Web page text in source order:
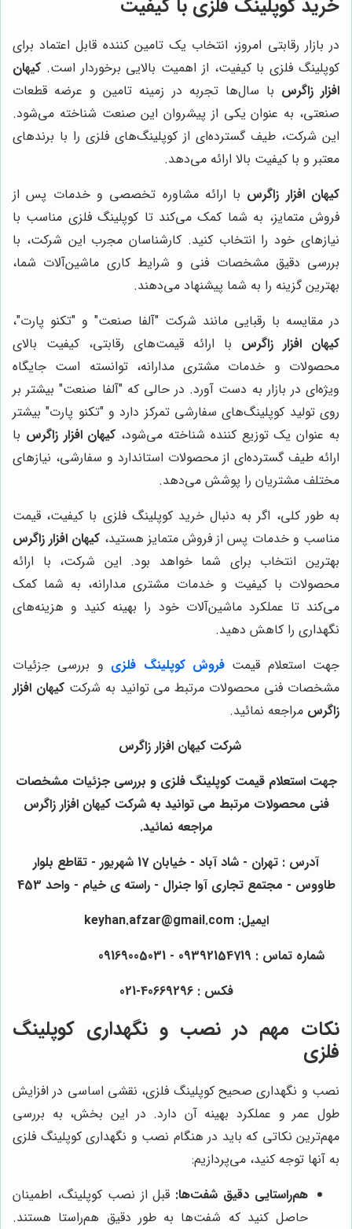
خرید کوپلینگ فلزی با کیفیت
در بازار رقابتی امروز، انتخاب یک تامین کننده قابل اعتماد برای
کوپلینگ فلزی با کیفیت، از اهمیت بالایی برخوردار است. کیهان
افزار زاگرس با سال‌ها تجربه در زمینه تامین و عرضه قطعات
صنعتی، به عنوان یکی از پیشروان این صنعت شناخته می‌شود.
این شرکت، طیف گسترده‌ای از کوپلینگ‌های فلزی را با برندهای
معتبر و با کیفیت بالا ارائه می‌دهد.
کیهان افزار زاگرس با ارائه مشاوره تخصصی و خدمات پس از
فروش متمایز، به شما کمک می‌کند تا کوپلینگ فلزی مناسب با
نیازهای خود را انتخاب کنید. کارشناسان مجرب این شرکت، با
بررسی دقیق مشخصات فنی و شرایط کاری ماشین‌آلات شما،
بهترین گزینه را به شما پیشنهاد می‌دهند.
در مقایسه با رقبایی مانند شرکت "آلفا صنعت" و "تکنو پارت"،
کیهان افزار زاگرس با ارائه قیمت‌های رقابتی، کیفیت بالای
محصولات و خدمات مشتری مدارانه، توانسته است جایگاه
ویژه‌ای در بازار به دست آورد. در حالی که "آلفا صنعت" بیشتر بر
روی تولید کوپلینگ‌های سفارشی تمرکز دارد و "تکنو پارت" بیشتر
به عنوان یک توزیع کننده شناخته می‌شود، کیهان افزار زاگرس با
ارائه طیف گسترده‌ای از محصولات استاندارد و سفارشی، نیازهای
مختلف مشتریان را پوشش می‌دهد.
به طور کلی، اگر به دنبال خرید کوپلینگ فلزی با کیفیت، قیمت
مناسب و خدمات پس از فروش متمایز هستید، کیهان افزار زاگرس
بهترین انتخاب برای شما خواهد بود. این شرکت، با ارائه
محصولات با کیفیت و خدمات مشتری مدارانه، به شما کمک
می‌کند تا عملکرد ماشین‌آلات خود را بهینه کنید و هزینه‌های
نگهداری را کاهش دهید.
جهت استعلام قیمت فروش کوپلینگ فلزی و بررسی جزئیات
مشخصات فنی محصولات مرتبط می توانید به شرکتکیهان افزار
زاگرس مراجعه نمائید.
شرکت کیهان افزار زاگرس
جهت استعلام قیمت کوپلینگ فلزی و بررسی جزئیات مشخصات
فنی محصولات مرتبط می توانید به شرکت کیهان افزار زاگرس
مراجعه نمائید.
آدرس : تهران - شاد آباد - خیابان 17 شهریور - تقاطع بلوار
طاووس - مجتمع تجاری آوا جنرال - راسته ی خیام - واحد 453
ایمیل: keyhan.afzar@gmail.com
شماره تماس : 09392154719 - 09169005031
فکس : 40669296-021
نکات مهم در نصب و نگهداری کوپلینگ
فلزی
نصب و نگهداری صحیح کوپلینگ فلزی، نقشی اساسی در افزایش
طول عمر و عملکرد بهینه آن دارد. در این بخش، به بررسی
مهم‌ترین نکاتی که باید در هنگام نصب و نگهداری کوپلینگ فلزی
به آنها توجه کنید، می‌پردازیم:
هم‌راستایی دقیق شفت‌ها: قبل از نصب کوپلینگ، اطمینان
حاصل کنید که شفت‌ها به طور دقیق هم‌راستا هستند.